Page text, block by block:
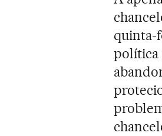
quinta-
política